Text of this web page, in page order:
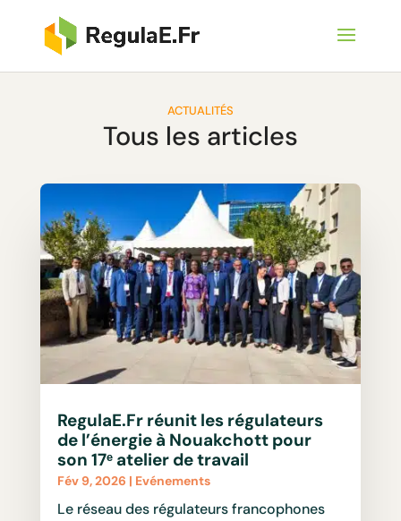
ACTUALITÉS
Tous les articles
RegulaE.Fr réunit les régulateurs
de l’énergie à Nouakchott pour
son 17ᵉ atelier de travail
Fév 9, 2026 | Evénements
Le réseau des régulateurs francophones